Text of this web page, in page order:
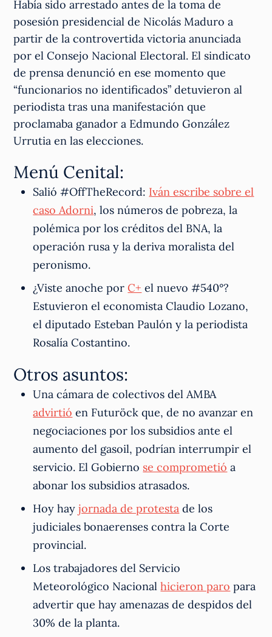
Había sido arrestado antes de la toma de
posesión presidencial de Nicolás Maduro a
partir de la controvertida victoria anunciada
por el Consejo Nacional Electoral. El sindicato
de prensa denunció en ese momento que
“funcionarios no identificados” detuvieron al
periodista tras una manifestación que
proclamaba ganador a Edmundo González
Urrutia en las elecciones.
Menú Cenital:
Salió #OffTheRecord: Iván escribe sobre el
caso Adorni, los números de pobreza, la
polémica por los créditos del BNA, la
operación rusa y la deriva moralista del
peronismo.
¿Viste anoche porC+ el nuevo #540°?
Estuvieron el economista Claudio Lozano,
el diputado Esteban Paulón y la periodista
Rosalía Costantino.
Otros asuntos:
Una cámara de colectivos del AMBA
advirtió en Futuröck que, de no avanzar en
negociaciones por los subsidios ante el
aumento del gasoil, podrían interrumpir el
servicio. El Gobierno se comprometió a
abonar los subsidios atrasados.
Hoy hayjornada de protesta de los
judiciales bonaerenses contra la Corte
provincial.
Los trabajadores del Servicio
Meteorológico Nacionalhicieron paro para
advertir que hay amenazas de despidos del
30% de la planta.